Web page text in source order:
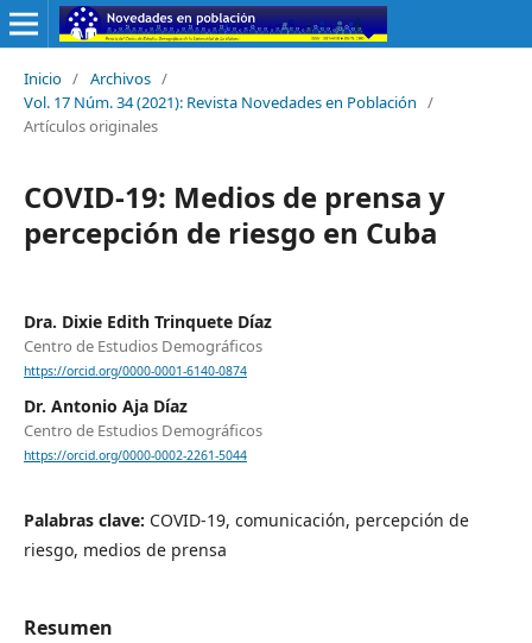
Inicio / Archivos /
Vol. 17 Núm. 34 (2021): Revista Novedades en Población /
Artículos originales
COVID-19: Medios de prensa y
percepción de riesgo en Cuba
Dra. Dixie Edith Trinquete Díaz
Centro de Estudios Demográficos
https://orcid.org/0000-0001-6140-0874
Dr. Antonio Aja Díaz
Centro de Estudios Demográficos
https://orcid.org/0000-0002-2261-5044
Palabras clave: COVID-19, comunicación, percepción de
riesgo, medios de prensa
Resumen